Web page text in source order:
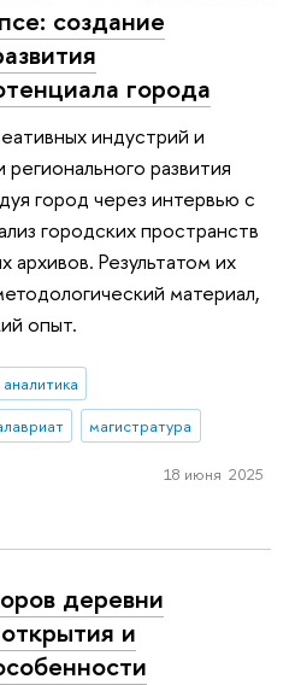
создание
города
индустрий и
регионального развития
город через интервью с
городских пространств
архивов. Результатом их
материал,
опыт.
магистратура
18 июня 2025
деревни
и